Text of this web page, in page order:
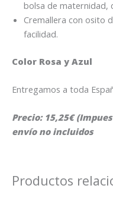
bolsa de maternidad,
Cremallera con osito
facilidad.
Color Rosa y Azul
Entregamos a toda
Precio: 15,25€
envío no incluidos
Productos